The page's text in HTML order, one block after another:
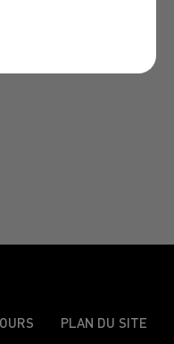
PLAN DU SITE